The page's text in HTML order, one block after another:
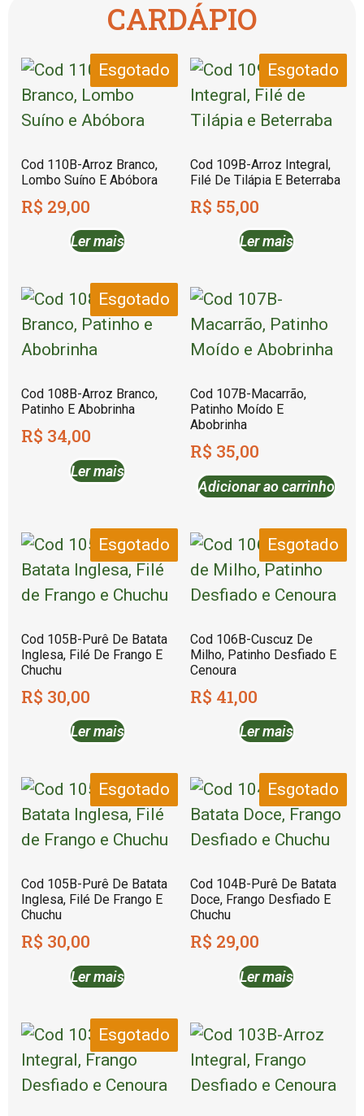
CARDÁPIO
Esgotado
Cod 110B-Arroz Branco,
Lombo Suíno E Abóbora
R$ 29,00
Ler mais
Esgotado
Cod 109B-Arroz Integral,
Filé De Tilápia E Beterraba
R$ 55,00
Ler mais
Esgotado
Cod 108B-Arroz Branco,
Patinho E Abobrinha
R$ 34,00
Ler mais
Cod 107B-Macarrão,
Patinho Moído E
Abobrinha
R$ 35,00
Adicionar ao carrinho
Esgotado
Cod 105B-Purê De Batata
Inglesa, Filé De Frango E
Chuchu
R$ 30,00
Ler mais
Esgotado
Cod 106B-Cuscuz De
Milho, Patinho Desfiado E
Cenoura
R$ 41,00
Ler mais
Esgotado
Cod 105B-Purê De Batata
Inglesa, Filé De Frango E
Chuchu
R$ 30,00
Ler mais
Esgotado
Cod 104B-Purê De Batata
Doce, Frango Desfiado E
Chuchu
R$ 29,00
Ler mais
Esgotado